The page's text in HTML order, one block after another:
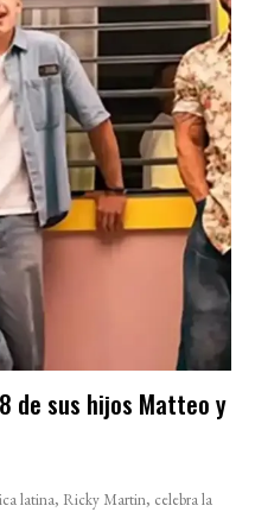
de sus hijos Matteo y
latina, Ricky Martin, celebra la